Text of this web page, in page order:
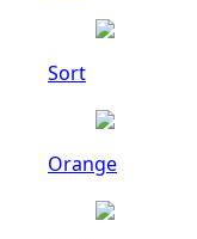
Sort
Orange